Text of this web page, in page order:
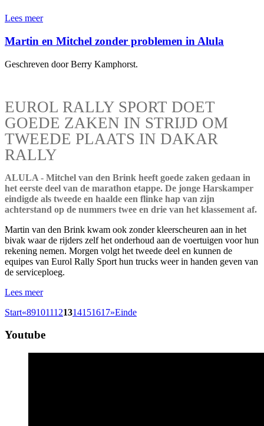
Lees meer
Martin en Mitchel zonder problemen in Alula
Geschreven door Berry Kamphorst.
EUROL RALLY SPORT DOET
GOEDE ZAKEN IN STRIJD OM
TWEEDE PLAATS IN DAKAR
RALLY
ALULA - Mitchel van den Brink heeft goede zaken gedaan in
het eerste deel van de marathon etappe. De jonge Harskamper
eindigde als tweede en haalde een flinke hap van zijn
achterstand op de nummers twee en drie van het klassement af.
Martin van den Brink kwam ook zonder kleerscheuren aan in het
bivak waar de rijders zelf het onderhoud aan de voertuigen voor hun
rekening nemen. Morgen volgt het tweede deel en kunnen de
equipes van Eurol Rally Sport hun trucks weer in handen geven van
de serviceploeg.
Lees meer
Start«891011121314151617»Einde
Youtube